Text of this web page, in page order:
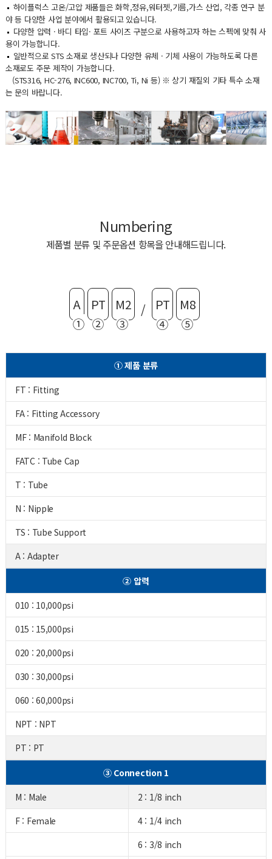
하이플럭스 고온/고압 제품들은 화학,정유,워터젯,기름,가스 산업, 각종 연구 분
야 등 다양한 사업 분야에서 활용되고 있습니다.
다양한 압력 · 바디 타입· 포트 사이즈 구분으로 사용하고자 하는 스펙에 맞춰 사
용이 가능합니다.
일반적으로 STS 소재로 생산되나 다양한 유체 · 기체 사용이 가능하도록 다른
소재로도 주문 제작이 가능합니다.
(STS316, HC-276, INC600, INC700, Ti, Ni 등) ※ 상기 재질외 기타 특수 소재
는 문의 바랍니다.
Numbering
제품별 분류 및 주문옵션 항목을 안내해드립니다.
A
①
PT
②
M2
③
/
PT
④
M8
⑤
① 제품 분류
FT : Fitting
FA : Fitting Accessory
MF : Manifold Block
FATC : Tube Cap
T : Tube
N : Nipple
TS : Tube Support
A : Adapter
② 압력
010 : 10,000psi
015 : 15,000psi
020 : 20,000psi
030 : 30,000psi
060 : 60,000psi
NPT : NPT
PT : PT
③ Connection 1
M : Male
2 : 1/8 inch
F : Female
4 : 1/4 inch
6 : 3/8 inch